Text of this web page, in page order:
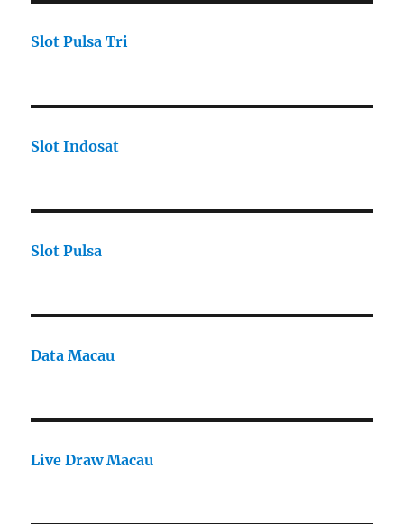
Slot Pulsa Tri
Slot Indosat
Slot Pulsa
Data Macau
Live Draw Macau